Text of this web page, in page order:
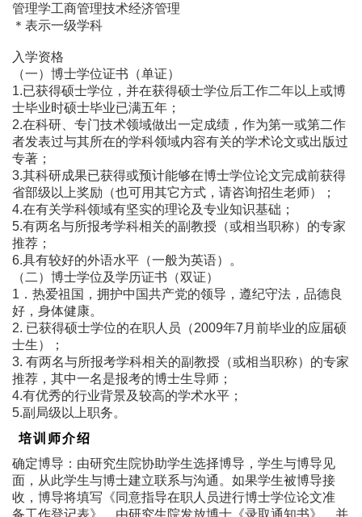
管理学工商管理技术经济管理
＊表示一级学科
入学资格
（一）博士学位证书（单证）
1.已获得硕士学位，并在获得硕士学位后工作二年以上或博
士毕业时硕士毕业已满五年；
2.在科研、专门技术领域做出一定成绩，作为第一或第二作
者发表过与其所在的学科领域内容有关的学术论文或出版过
专著；
3.其科研成果已获得或预计能够在博士学位论文完成前获得
省部级以上奖励（也可用其它方式，请咨询招生老师）；
4.在有关学科领域有坚实的理论及专业知识基础；
5.有两名与所报考学科相关的副教授（或相当职称）的专家
推荐；
6.具有较好的外语水平（一般为英语）。
（二）博士学位及学历证书（双证）
1．热爱祖国，拥护中国共产党的领导，遵纪守法，品德良
好，身体健康。
2. 已获得硕士学位的在职人员（2009年7月前毕业的应届硕
士生）；
3. 有两名与所报考学科相关的副教授（或相当职称）的专家
推荐，其中一名是报考的博士生导师；
4.有优秀的行业背景及较高的学术水平；
5.副局级以上职务。
培训师介绍
确定博导：由研究生院协助学生选择博导，学生与博导见
面，从此学生与博士建立联系与沟通。如果学生被博导接
收，博导将填写《同意指导在职人员进行博士学位论文准
备工作登记表》，由研究生院发放博士《录取通知书》，并